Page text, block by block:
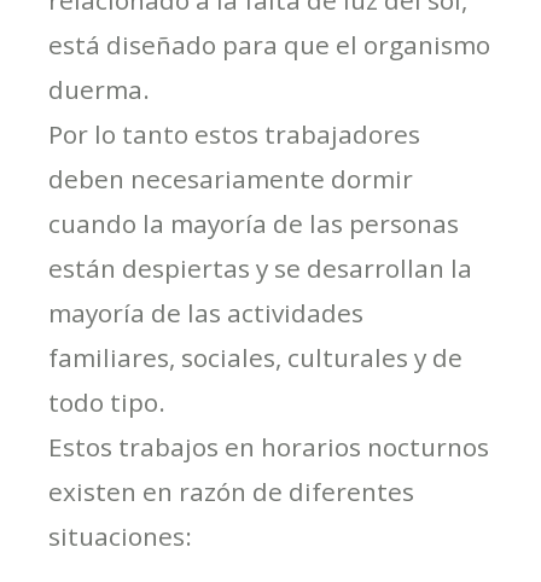
está diseñado para que el organismo
duerma.
Por lo tanto estos trabajadores
deben necesariamente dormir
cuando la mayoría de las personas
están despiertas y se desarrollan la
mayoría de las actividades
familiares, sociales, culturales y de
todo tipo.
Estos trabajos en horarios nocturnos
existen en razón de diferentes
situaciones: